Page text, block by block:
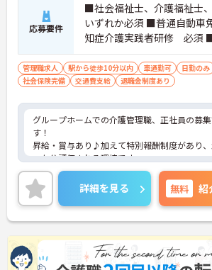
応募要件
■社会福祉士、介護福祉士
いずれか必須 ■普通自動
知症介護実践者研修 必須
サービス事業管理者研修
験 必須
管理職求人 駅から徒歩10分以内 車通勤可 日勤のみ
社会保険完備
交通費支給 退職金制度あり
グループホームでの介護管理職、正社員の募
す！
昇給・賞与あり♪加えて特別報酬制度があり、
った分評価される環境です。
リフレッシュ休暇もあり、オンオフの切り替
能。
ご興味のある方には、面接対策ポイントなど
詳細をお話いたしますので、お気軽にご相談
い。
詳細を見る 無料 紹